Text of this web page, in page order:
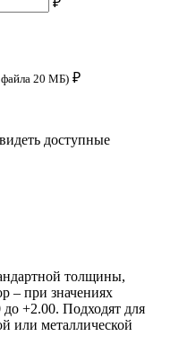
файла 20 МБ) ₽
доступные
толщины,
– при значениях
+2.00. Подходят для
или металлической